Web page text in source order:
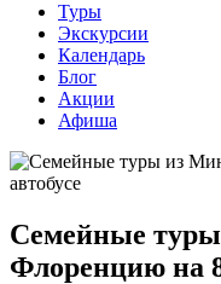
Туры
Экскурсии
Календарь
Блог
Акции
Афиша
Семейные
Флоренцию на